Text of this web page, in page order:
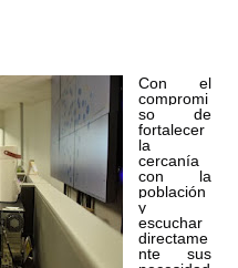
Con el
compromi
so de
fortalecer
la
cercanía
con la
población
y
escuchar
directame
nte sus